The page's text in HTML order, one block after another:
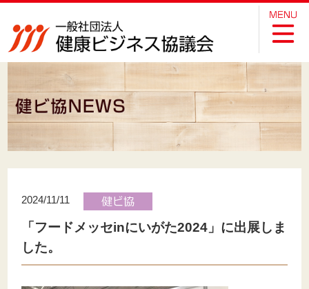
2024/11/11
「フードメッセinにいがた2024」に出展しま
した。